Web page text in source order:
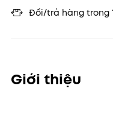
Đổi/trả hàng trong
Giới thiệu